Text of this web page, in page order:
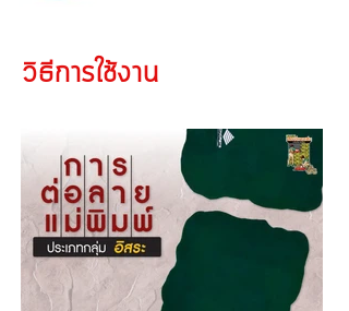
วิธีการใช้งาน